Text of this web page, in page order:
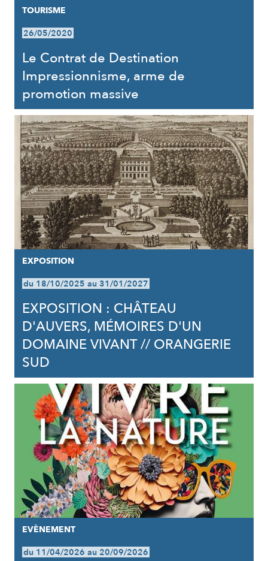
TOURISME
26/05/2020
Le Contrat de Destination
Impressionnisme, arme de
promotion massive
EXPOSITION
du 18/10/2025 au 31/01/2027
EXPOSITION : CHÂTEAU
D'AUVERS, MÉMOIRES D'UN
DOMAINE VIVANT // ORANGERIE
SUD
EVÈNEMENT
du 11/04/2026 au 20/09/2026